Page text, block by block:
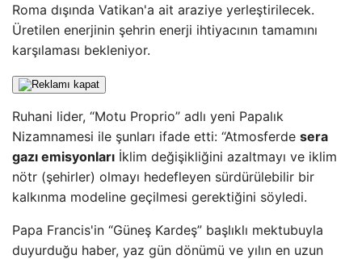
Roma dışında Vatikan'a ait araziye yerleştirilecek.
Üretilen enerjinin şehrin enerji ihtiyacının tamamını
karşılaması bekleniyor.
Ruhani lider, “Motu Proprio” adlı yeni Papalık
Nizamnamesi ile şunları ifade etti: “Atmosferde sera
gazı emisyonları İklim değişikliğini azaltmayı ve iklim
nötr (şehirler) olmayı hedefleyen sürdürülebilir bir
kalkınma modeline geçilmesi gerektiğini söyledi.
Papa Francis'in “Güneş Kardeş” başlıklı mektubuyla
duyurduğu haber, yaz gün dönümü ve yılın en uzun